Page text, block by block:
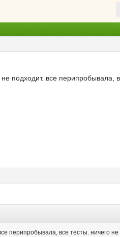
подходит. все перипробывала,
перипробывала, все тесты. ничего